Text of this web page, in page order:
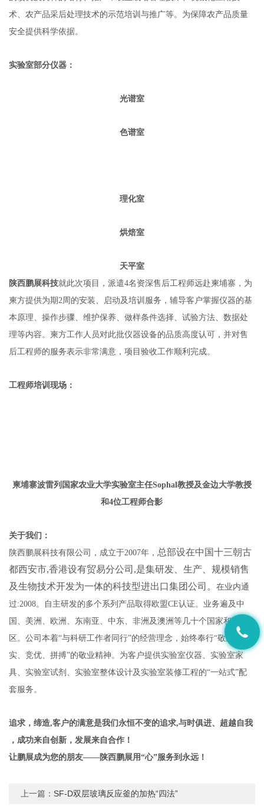
术、农产品采后处理技术的示范培训与推广等。为保障农产品质量
安全提供科学依据。
实验室部分仪器：
光谱室
色谱室
理化室
烘焙室
天平室
陕西鹏展科技就此次项目，派遣4名资深售后工程师远赴柬埔寨，为
柬方提供为期2周的安装、启动及培训服务，辅导客户掌握仪器的基
本原理、操作步骤、维护保养、做样条件选择、试验方法、数据处
理等内容。柬方工作人员对此批仪器设备的品质高度认可，并对售
后工程师的服务表示非常满意，项目验收工作顺利完成。
工程师培训现场：
柬埔寨波雷列国家农业大学实验室主任Sophal教授及金边大学教授
和4位工程师合影
关于我们：
陕西鹏展科技有限公司，成立于2007年，总部设在中国十三朝古
都西安市,香港设有贸易分公司,是集研发、生产、规模销售
及生物技术开发为一体的科技型进出口集团公司。在业内通
过:2008。自主研发的多个系列产品取得欧盟CE认证。业务遍及中
国、美洲、欧洲、东南亚、中东、非洲及澳洲等几十个国家和地
区。公司本着“与科研工作者同行”的经营理念，始终奉行“敬业、务
实、竞优、拼搏”的敬业精神。为客户提供实验室仪器、实验室家
具、实验室试剂、实验室整体设计及实验室装修工程的“一站式”配
套服务。
追求，缔造,客户的满意是我们永恒不变的追求,与时俱进、超越自我
，成功来自创新，发展来自合作！
让鹏展成为您的朋友——陕西鹏展用“心”服务到永远！
上一篇： SF-D双层玻璃反应釜的加热“四法”